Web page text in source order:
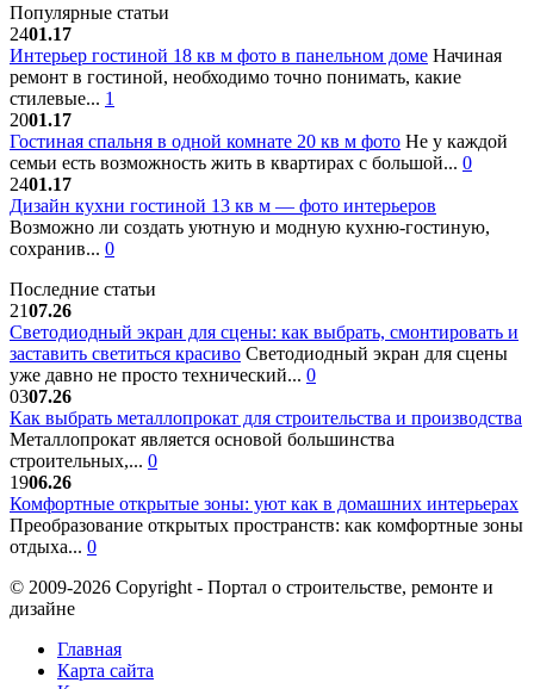
Популярные статьи
2401.17
Интерьер гостиной 18 кв м фото в панельном доме Начиная
ремонт в гостиной, необходимо точно понимать, какие
стилевые... 1
2001.17
Гостиная спальня в одной комнате 20 кв м фото Не у каждой
семьи есть возможность жить в квартирах с большой... 0
2401.17
Дизайн кухни гостиной 13 кв м — фото интерьеров
Возможно ли создать уютную и модную кухню-гостиную,
сохранив... 0
Последние статьи
2107.26
Светодиодный экран для сцены: как выбрать, смонтировать и
заставить светиться красиво Светодиодный экран для сцены
уже давно не просто технический... 0
0307.26
Как выбрать металлопрокат для строительства и производства
Металлопрокат является основой большинства
строительных,... 0
1906.26
Комфортные открытые зоны: уют как в домашних интерьерах
Преобразование открытых пространств: как комфортные зоны
отдыха... 0
© 2009-2026 Copyright - Портал о строительстве, ремонте и
дизайне
Главная
Карта сайта